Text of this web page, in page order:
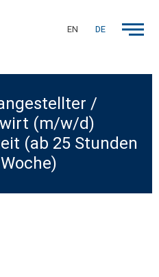
EN DE
/
(m/w/d)
(ab 25 Stunden